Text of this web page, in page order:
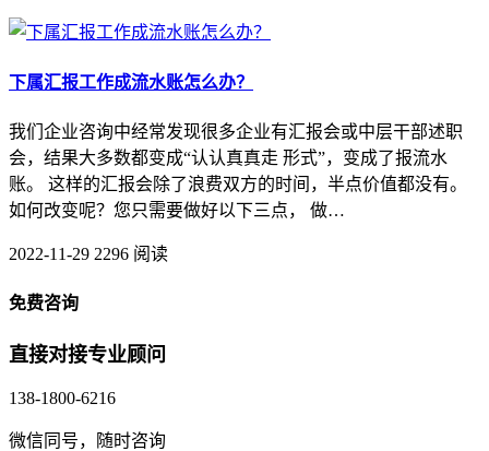
下属汇报工作成流水账怎么办？
我们企业咨询中经常发现很多企业有汇报会或中层干部述职
会，结果大多数都变成“认认真真走 形式”，变成了报流水
账。 这样的汇报会除了浪费双方的时间，半点价值都没有。
如何改变呢？您只需要做好以下三点， 做…
2022-11-29 2296 阅读
免费咨询
直接对接专业顾问
138-1800-6216
微信同号，随时咨询